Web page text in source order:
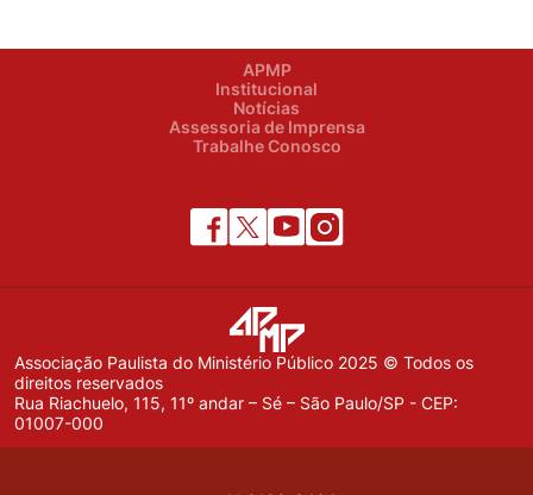
APMP
Institucional
Notícias
Assessoria de Imprensa
Trabalhe Conosco
Associação Paulista do Ministério Público 2025 © Todos os
direitos reservados
Rua Riachuelo, 115, 11º andar – Sé – São Paulo/SP - CEP:
01007-000